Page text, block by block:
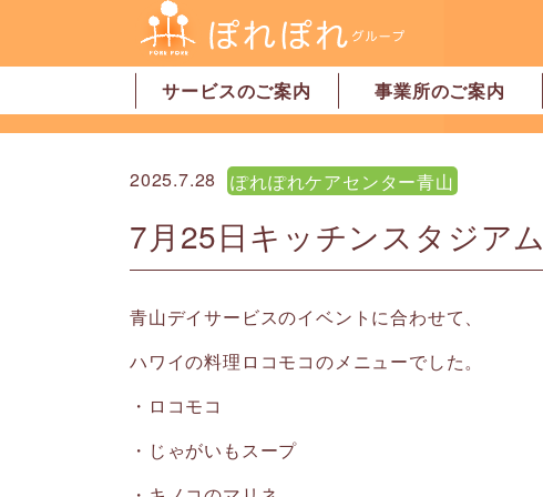
サービスのご案内
居宅介護支援
訪問介護
訪問看護
デイサービス
グループホーム
地域密着型特別養護老人ホーム
ショートステイ
有料老人ホーム
サービス付高齢者向け住宅
家事代行サービス
「認可」小規模保育園
事業所のご案内
事業所一覧・奈良市
事業所一覧・橿原市
2025.7.28 ぽれぽれケアセンター青山
7月25日キッチンスタジアム
青山デイサービスのイベントに合わせて、
ハワイの料理ロコモコのメニューでした。
・ロコモコ
・じゃがいもスープ